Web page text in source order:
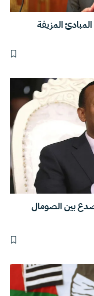
المزيفة
بين الصومال